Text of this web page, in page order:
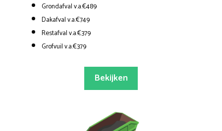
Grondafval v.a.€489
Dakafval v.a.€749
Restafval v.a.€379
Grofvuil v.a.€379
Bekijken